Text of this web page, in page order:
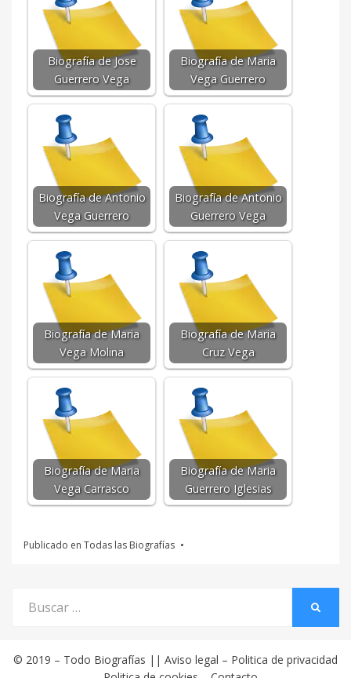
Biografía de Jose
Guerrero Vega
Biografía de Maria
Vega Guerrero
Biografía de Antonio
Vega Guerrero
Biografía de Antonio
Guerrero Vega
Biografía de Maria
Vega Molina
Biografía de Maria
Cruz Vega
Biografía de Maria
Vega Carrasco
Biografía de Maria
Guerrero Iglesias
Publicado en Todas las Biografías
por:
© 2019 – Todo Biografías || Aviso legal – Politica de privacidad